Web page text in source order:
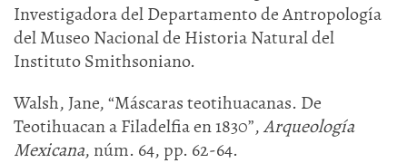
Investigadora del Departamento de Antropología
del Museo Nacional de Historia Natural del
Instituto Smithsoniano.
Walsh, Jane, “Máscaras teotihuacanas. De
Teotihuacan a Filadelfia en 1830”,Arqueología
Mexicana, núm. 64, pp. 62-64.